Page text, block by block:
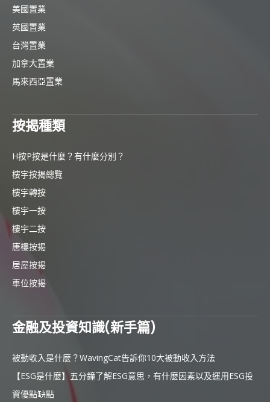
美國置業
英國置業
台灣置業
加拿大置業
馬來西亞置業
按揭種類
H按P按是什麼？有什麼分別？
樓宇按揭總覽
樓宇轉按
樓宇一按
樓宇二按
唐樓按揭
居屋按揭
車位按揭
金融及投資知識(新手篇)
被動收入是什麼？WavingCat告訴你10大被動收入方法
【ESG是什麼】五分鐘了解ESG意思，有什麼因素以及運用ESG投
資優點缺點